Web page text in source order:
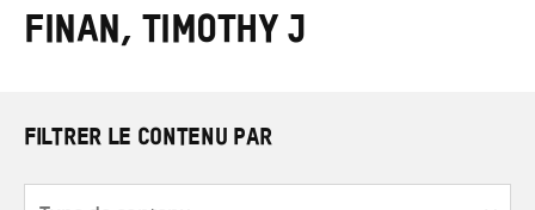
les
termes
Finan, Timothy J
FILTRER LE CONTENU PAR